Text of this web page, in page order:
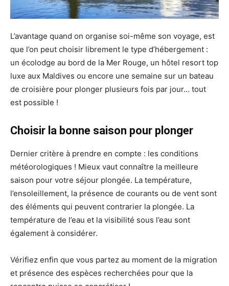
L’avantage quand on organise soi-même son voyage, est
que l’on peut choisir librement le type d’hébergement :
un écolodge au bord de la Mer Rouge, un hôtel resort top
luxe aux Maldives ou encore une semaine sur un bateau
de croisière pour plonger plusieurs fois par jour… tout
est possible !
Choisir la bonne saison pour plonger
Dernier critère à prendre en compte : les conditions
météorologiques ! Mieux vaut connaître la meilleure
saison pour votre séjour plongée. La température,
l’ensoleillement, la présence de courants ou de vent sont
des éléments qui peuvent contrarier la plongée. La
température de l’eau et la visibilité sous l’eau sont
également à considérer.
Vérifiez enfin que vous partez au moment de la migration
et présence des espèces recherchées pour que la